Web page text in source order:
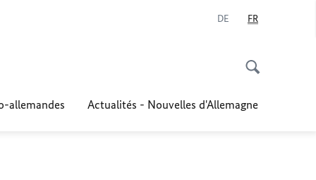
DE FR
allemandes Actualités - Nouvelles d'Allemagne